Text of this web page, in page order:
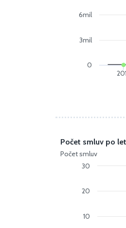
0
3mil
6mil
Počet smluv
Počet smluv po
10
20
30